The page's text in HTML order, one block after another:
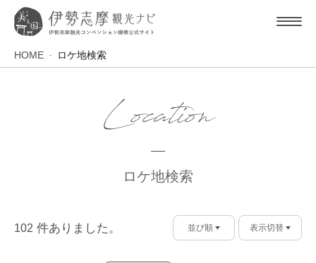
HOME ロケ地検索
Location
ロケ地検索
102 件ありました。 並び順 表示切替